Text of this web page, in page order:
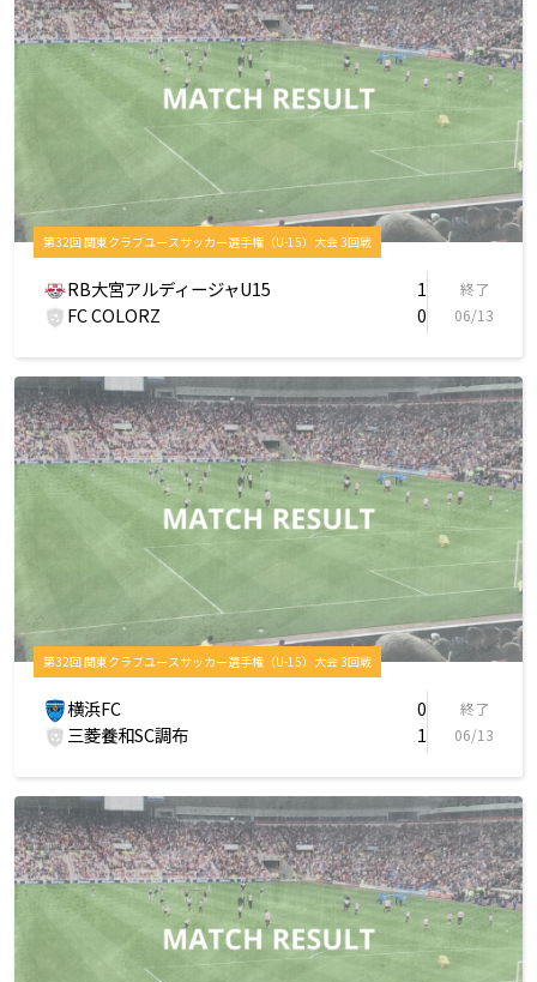
第32回 関東クラブユースサッカー選手権（U-15）大会 3回戦
RB大宮アルディージャU15 1
FC COLORZ 0
終了
06/13
第32回 関東クラブユースサッカー選手権（U-15）大会 3回戦
横浜FC 0
三菱養和SC調布 1
終了
06/13